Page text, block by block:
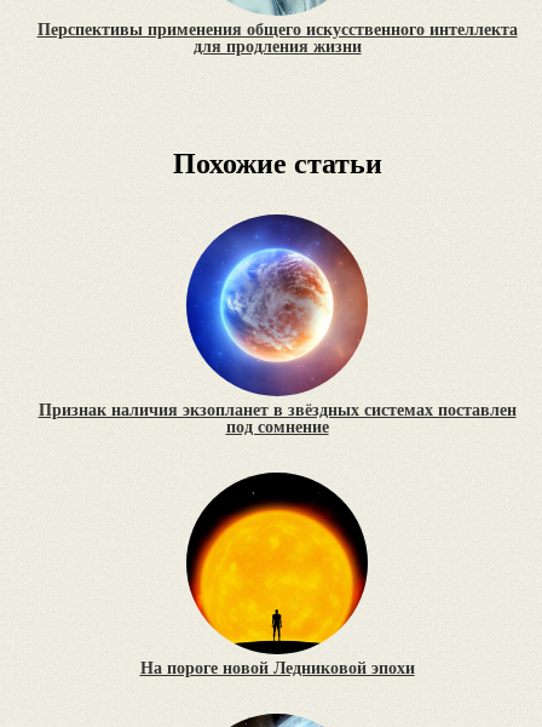
Перспективы применения общего искусственного интеллекта
для продления жизни
Похожие статьи
Признак наличия экзопланет в звёздных системах поставлен
под сомнение
На пороге новой Ледниковой эпохи